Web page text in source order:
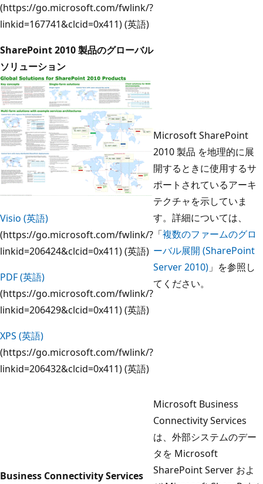
(https://go.microsoft.com/fwlink/?
linkid=167741&clcid=0x411) (英語)
SharePoint 2010 製品のグローバル
ソリューション
Visio (英語)
(https://go.microsoft.com/fwlink/?
linkid=206424&clcid=0x411) (英語)
PDF (英語)
(https://go.microsoft.com/fwlink/?
linkid=206429&clcid=0x411) (英語)
XPS (英語)
(https://go.microsoft.com/fwlink/?
linkid=206432&clcid=0x411) (英語)
Microsoft SharePoint
2010 製品 を地理的に展
開するときに使用するサ
ポートされているアーキ
テクチャを示していま
す。詳細については、
「複数のファームのグロ
ーバル展開 (SharePoint
Server 2010) 」を参照し
てください。
Business Connectivity Services
Microsoft Business
Connectivity Services
は、外部システムのデー
タを Microsoft
SharePoint Server およ